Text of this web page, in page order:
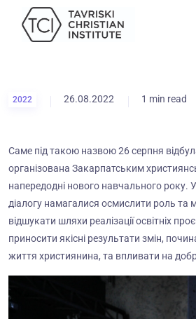
2022 26.08.2022 1 min read
Саме під такою назвою 26 серпня
організована Закарпатським
напередодні нового навчального року.
діалогу намагалися осмислити роль та
відшукати шляхи реалізації освітніх
приносити якісні результати змін,
життя християнина, та впливати на